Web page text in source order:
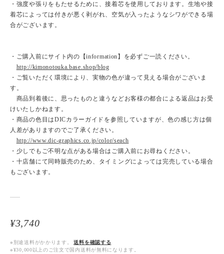
・強度や張りをもたせるために、接着芯を使用しております。生地や接
着芯によっては付きが悪く剥がれ、空気が入ったようなシワができる場
合がございます。
・ご購入前にサイト内の【information】を必ずご一読ください。
http://kimonotouka.base.shop/blog
・ご覧いただく環境により、実物の色が違って見える場合がございま
す。
商品到着後に、思ったものと違うなどお客様の都合による返品はお受
けいたしかねます。
・商品の色目はDICカラーガイドを参照していますが、色の感じ方は個
人差がありますのでご了承ください。
http://www.dic-graphics.co.jp/color/seach
・少しでもご不明な点がある場合はご購入前にお尋ねください。
・十店舗にて同時販売のため、タイミングによっては完売している場合
もございます。
¥3,740
※別途送料がかかります。
送料を確認する
※¥30,000以上のご注文で国内送料が無料になります。